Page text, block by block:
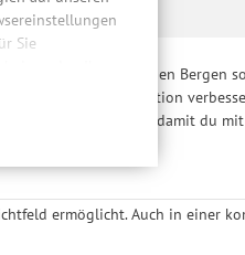
Sie
werden Ihre
zum Zwecke
den
unter
Sicht in den Bergen
und Kontrastdefinition
entwickelt, damit du
ermöglicht. Auch in einer